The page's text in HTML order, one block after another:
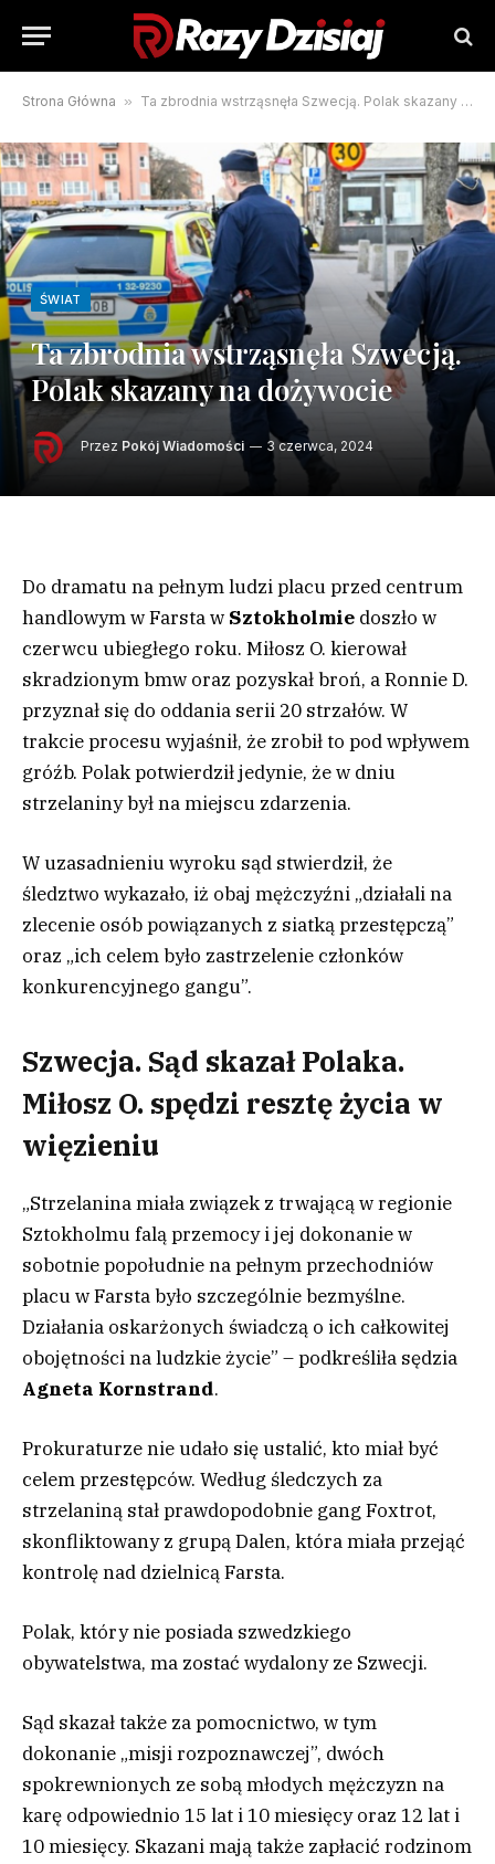
Strona Główna » Ta zbrodnia wstrząsnęła Szwecją. Polak skazany na dożywocie
ŚWIAT
Ta zbrodnia wstrząsnęła Szwecją.
Polak skazany na dożywocie
Przez Pokój Wiadomości 3 czerwca, 2024
Do dramatu na pełnym ludzi placu przed centrum
handlowym w Farsta w Sztokholmie doszło w
czerwcu ubiegłego roku. Miłosz O. kierował
skradzionym bmw oraz pozyskał broń, a Ronnie D.
przyznał się do oddania serii 20 strzałów. W
trakcie procesu wyjaśnił, że zrobił to pod wpływem
gróźb. Polak potwierdził jedynie, że w dniu
strzelaniny był na miejscu zdarzenia.
W uzasadnieniu wyroku sąd stwierdził, że
śledztwo wykazało, iż obaj mężczyźni „działali na
zlecenie osób powiązanych z siatką przestępczą”
oraz „ich celem było zastrzelenie członków
konkurencyjnego gangu”.
Szwecja. Sąd skazał Polaka.
Miłosz O. spędzi resztę życia w
więzieniu
„Strzelanina miała związek z trwającą w regionie
Sztokholmu falą przemocy i jej dokonanie w
sobotnie popołudnie na pełnym przechodniów
placu w Farsta było szczególnie bezmyślne.
Działania oskarżonych świadczą o ich całkowitej
obojętności na ludzkie życie” – podkreśliła sędzia
Agneta Kornstrand.
Prokuraturze nie udało się ustalić, kto miał być
celem przestępców. Według śledczych za
strzelaniną stał prawdopodobnie gang Foxtrot,
skonfliktowany z grupą Dalen, która miała przejąć
kontrolę nad dzielnicą Farsta.
Polak, który nie posiada szwedzkiego
obywatelstwa, ma zostać wydalony ze Szwecji.
Sąd skazał także za pomocnictwo, w tym
dokonanie „misji rozpoznawczej”, dwóch
spokrewnionych ze sobą młodych mężczyzn na
karę odpowiednio 15 lat i 10 miesięcy oraz 12 lat i
10 miesięcy. Skazani mają także zapłacić rodzinom